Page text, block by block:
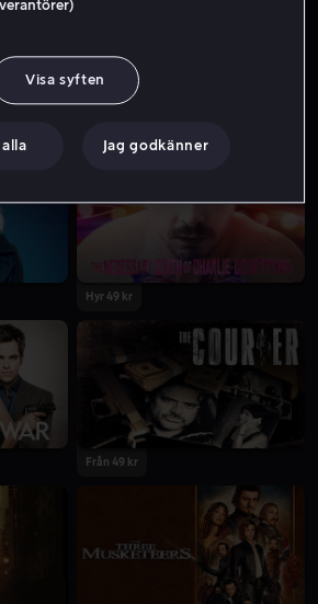
Hyr 49 kr
Från 49 kr
Visa syften
Jag godkänner